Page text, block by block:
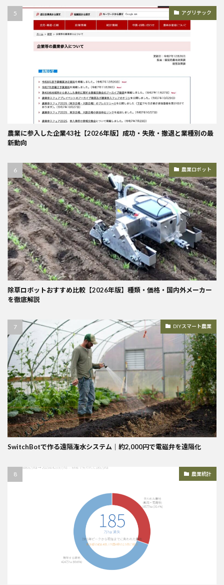
アグリテック
農業に参入した企業43社【2026年版】成功・失敗・撤退と業種別の最
新動向
農業ロボット
除草ロボットおすすめ比較【2026年版】種類・価格・国内外メーカー
を徹底解説
DIYスマート農業
SwitchBotで作る遠隔潅水システム｜約2,000円で電磁弁を遠隔化
農業統計